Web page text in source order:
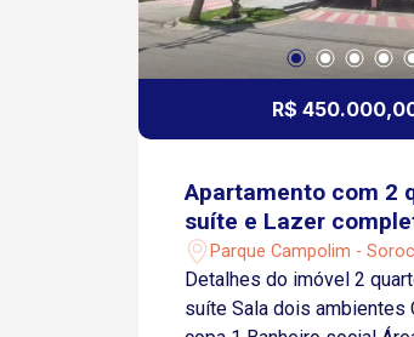
R$
Apartamento com 2
suíte e Lazer
Upper Life
Parque Campolim -
Detalhes do imóvel 2 quartos, sendo 1
suíte Sala dois ambientes Cozinha com